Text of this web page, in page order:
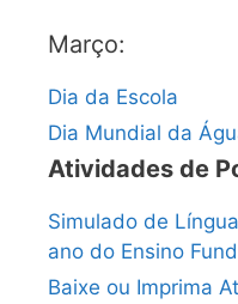
Março:
Dia da Escola
Dia Mundial da
Atividades de
Simulado de
ano do Ensino
Baixe ou Imprima